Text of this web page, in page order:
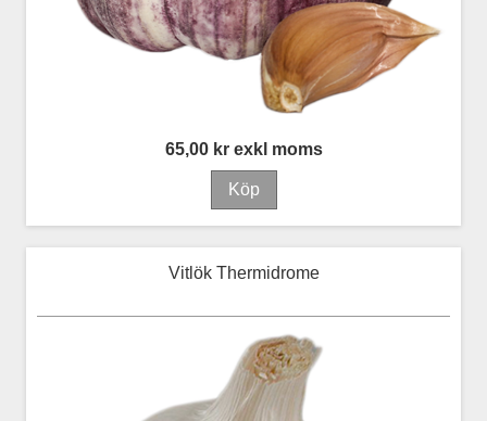
65,00 kr exkl moms
Vitlök Thermidrome